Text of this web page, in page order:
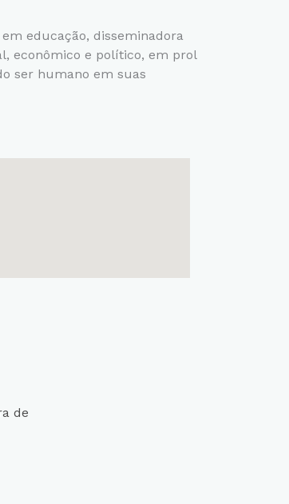
educação, disseminadora
econômico e político, em prol
ser humano em suas
de